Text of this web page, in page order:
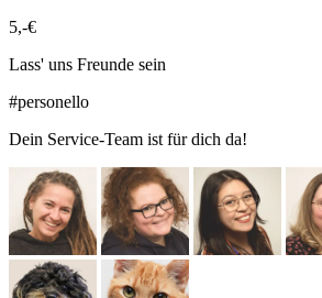
5,-€
Lass' uns Freunde sein
#personello
Dein Service-Team ist für dich da!